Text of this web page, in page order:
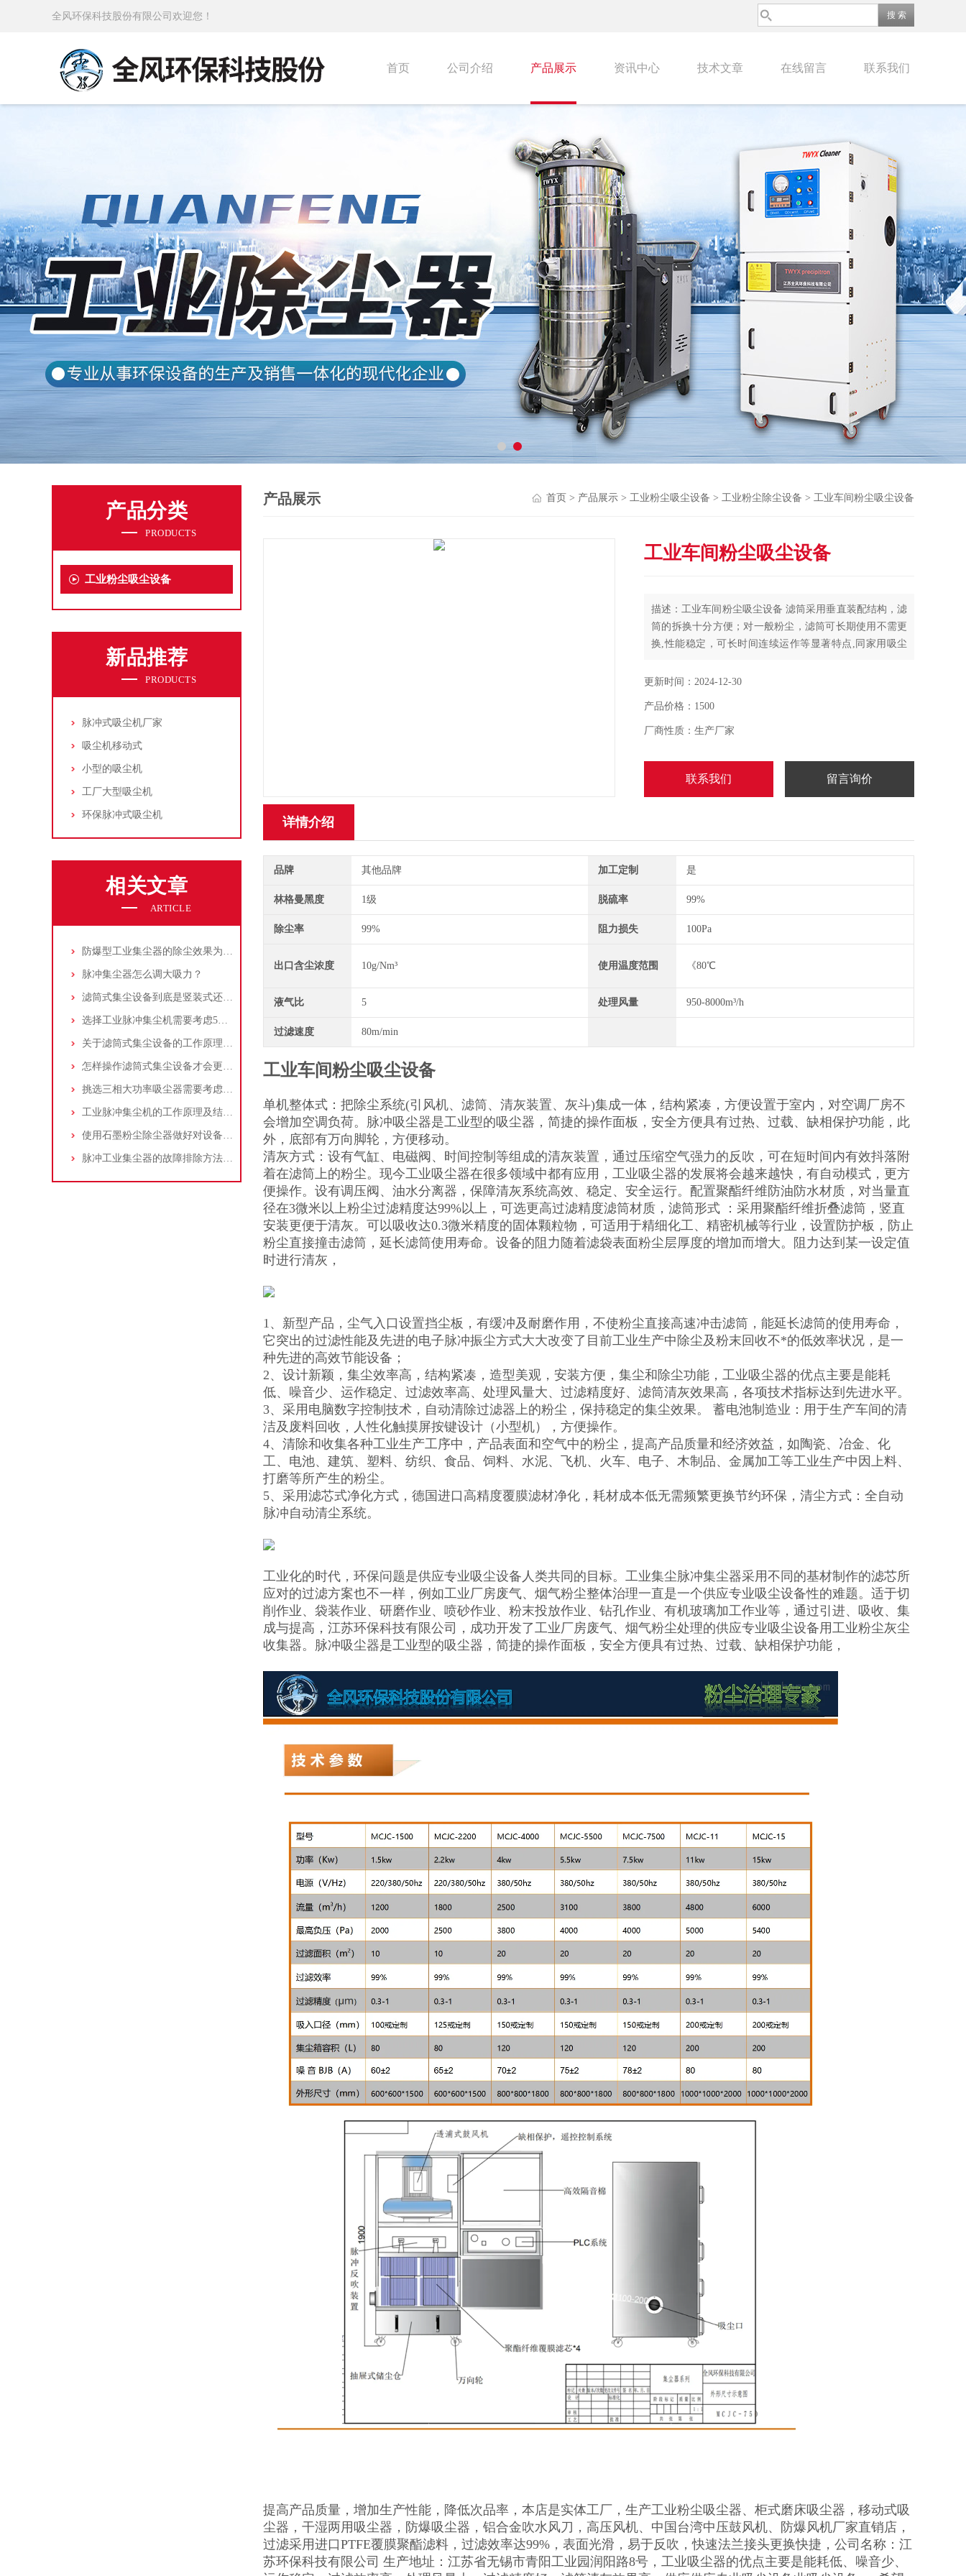
全风环保科技股份有限公司欢迎您！
首页 公司介绍 产品展示 资讯中心 技术文章 在线留言 联系我们
产品分类
PRODUCTS
工业粉尘吸尘设备
新品推荐
PRODUCTS
脉冲式吸尘机厂家
吸尘机移动式
小型的吸尘机
工厂大型吸尘机
环保脉冲式吸尘机
相关文章
ARTICLE
防爆型工业集尘器的除尘效果为何不佳？
脉冲集尘器怎么调大吸力？
滤筒式集尘设备到底是竖装式还是横装式？
选择工业脉冲集尘机需要考虑5大因素,你都了解吗?
关于滤筒式集尘设备的工作原理及特点说明
怎样操作滤筒式集尘设备才会更安全
挑选三相大功率吸尘器需要考虑哪些问题？
工业脉冲集尘机的工作原理及结构特点说明
使用石墨粉尘除尘器做好对设备的维护十分重要
脉冲工业集尘器的故障排除方法和注意事项
产品展示 首页 > 产品展示 > 工业粉尘吸尘设备 > 工业粉尘除尘设备 > 工业车间粉尘吸尘设备
工业车间粉尘吸尘设备
描述：工业车间粉尘吸尘设备 滤筒采用垂直装配结构，滤
筒的拆换十分方便；对一般粉尘，滤筒可长期使用不需更
换,性能稳定，可长时间连续运作等显著特点,同家用吸尘
更新时间：2024-12-30
产品价格：1500
厂商性质：生产厂家
联系我们 留言询价
详情介绍
品牌 其他品牌 加工定制 是
林格曼黑度 1级 脱硫率 99%
除尘率 99% 阻力损失 100Pa
出口含尘浓度 10g/Nm³ 使用温度范围 《80℃
液气比 5 处理风量 950-8000m³/h
过滤速度 80m/min
工业车间粉尘吸尘设备
单机整体式：把除尘系统(引风机、滤筒、清灰装置、灰斗)集成一体，结构紧凑，方便设置于室内，对空调厂房不
会增加空调负荷。脉冲吸尘器是工业型的吸尘器，简捷的操作面板，安全方便具有过热、过载、缺相保护功能，此
外，底部有万向脚轮，方便移动。
清灰方式：设有气缸、电磁阀、时间控制等组成的清灰装置，通过压缩空气强力的反吹，可在短时间内有效抖落附
着在滤筒上的粉尘。现今工业吸尘器在很多领域中都有应用，工业吸尘器的发展将会越来越快，有自动模式，更方
便操作。设有调压阀、油水分离器，保障清灰系统高效、稳定、安全运行。配置聚酯纤维防油防水材质，对当量直
径在3微米以上粉尘过滤精度达99%以上，可选更高过滤精度滤筒材质，滤筒形式 ：采用聚酯纤维折叠滤筒，竖直
安装更便于清灰。可以吸收达0.3微米精度的固体颗粒物，可适用于精细化工、精密机械等行业，设置防护板，防止
粉尘直接撞击滤筒，延长滤筒使用寿命。设备的阻力随着滤袋表面粉尘层厚度的增加而增大。阻力达到某一设定值
时进行清灰，
1、新型产品，尘气入口设置挡尘板，有缓冲及耐磨作用，不使粉尘直接高速冲击滤筒，能延长滤筒的使用寿命，
它突出的过滤性能及先进的电子脉冲振尘方式大大改变了目前工业生产中除尘及粉末回收不*的低效率状况，是一
种先进的高效节能设备；
2、设计新颖，集尘效率高，结构紧凑，造型美观，安装方便，集尘和除尘功能，工业吸尘器的优点主要是能耗
低、噪音少、运作稳定、过滤效率高、处理风量大、过滤精度好、滤筒清灰效果高，各项技术指标达到先进水平。
3、采用电脑数字控制技术，自动清除过滤器上的粉尘，保持稳定的集尘效果。 蓄电池制造业：用于生产车间的清
洁及废料回收，人性化触摸屏按键设计（小型机），方便操作。
4、清除和收集各种工业生产工序中，产品表面和空气中的粉尘，提高产品质量和经济效益，如陶瓷、冶金、化
工、电池、建筑、塑料、纺织、食品、饲料、水泥、飞机、火车、电子、木制品、金属加工等工业生产中因上料、
打磨等所产生的粉尘。
5、采用滤芯式净化方式，德国进口高精度覆膜滤材净化，耗材成本低无需频繁更换节约环保，清尘方式：全自动
脉冲自动清尘系统。
工业化的时代，环保问题是供应专业吸尘设备人类共同的目标。工业集尘脉冲集尘器采用不同的基材制作的滤芯所
应对的过滤方案也不一样，例如工业厂房废气、烟气粉尘整体治理一直是一个供应专业吸尘设备性的难题。适于切
削作业、袋装作业、研磨作业、喷砂作业、粉末投放作业、钻孔作业、有机玻璃加工作业等，通过引进、吸收、集
成与提高，江苏环保科技有限公司，成功开发了工业厂房废气、烟气粉尘处理的供应专业吸尘设备用工业粉尘灰尘
收集器。脉冲吸尘器是工业型的吸尘器，简捷的操作面板，安全方便具有过热、过载、缺相保护功能，
提高产品质量，增加生产性能，降低次品率，本店是实体工厂，生产工业粉尘吸尘器、柜式磨床吸尘器，移动式吸
尘器，干湿两用吸尘器，防爆吸尘器，铝合金吹水风刀，高压风机、中国台湾中压鼓风机、防爆风机厂家直销店，
过滤采用进口PTFE覆膜聚酯滤料，过滤效率达99%，表面光滑，易于反吹，快速法兰接头更换快捷，公司名称：江
苏环保科技有限公司 生产地址：江苏省无锡市青阳工业园润阳路8号，工业吸尘器的优点主要是能耗低、噪音少、